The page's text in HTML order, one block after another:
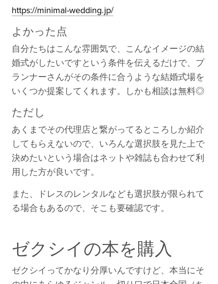
https://minimal-wedding.jp/
よかった点
自分たちはこんな雰囲気で、こんなイメージの結
婚式がしたいですという条件を伝えるだけで、プ
ランナーさんがその条件に合うような結婚式場を
いくつか提案してくれます。しかも相談は無料◎
ただし
あくまでその代理店と繋がってるところしか紹介
してもらえないので、いろんな選択肢を見た上で
決めたいという場合はネットや雑誌も合わせて利
用した方が良いです。
また、ドレスのレンタルなども選択肢が限られて
る場合もあるので、そこも要確認です。
ゼクシイの本を購入
ゼクシイってかなり分厚いんですけど、本当にそ